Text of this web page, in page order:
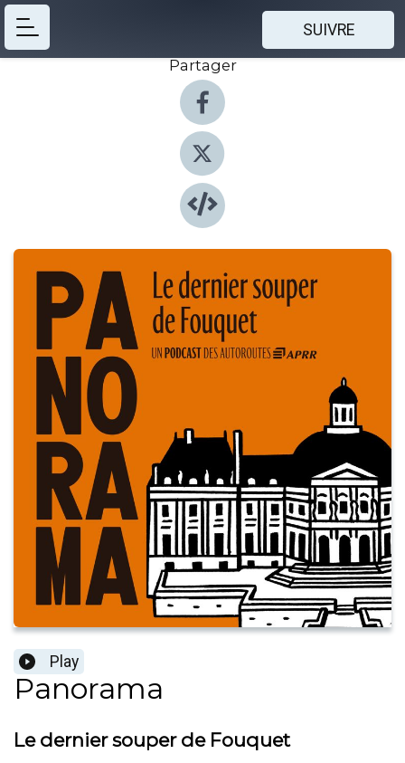
SUIVRE
Partager
Play
Panorama
Le dernier souper de Fouquet